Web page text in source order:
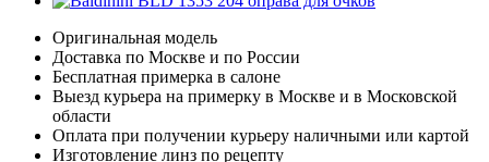
Оригинальная модель
Доставка по Москве и по России
Бесплатная примерка в салоне
Выезд курьера на примерку в Москве и в Московской
области
Оплата при получении курьеру наличными или картой
Изготовление линз по рецепту